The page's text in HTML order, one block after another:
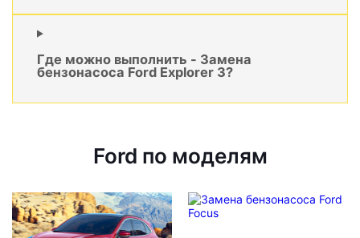
Где можно выполнить - Замена
бензонасоса Ford Explorer 3?
Ford по моделям